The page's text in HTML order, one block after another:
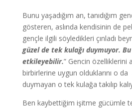
Bunu yaşadığım an, tanıdığım
gösteren, aslında kendisinin de
gençle ilgili söyledikleri çınladı
güzel de tek kulağı duymuyor. Bu
etkileyebilir.” Gencin özelliklerini
birbirlerine uygun olduklarını o
duymayan o tek kulağa takılıp
Ben kaybettiğim işitme gücümle